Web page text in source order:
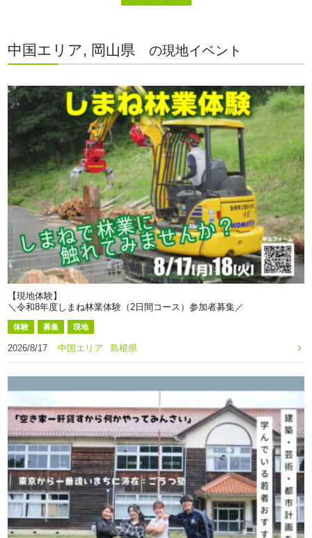
中国エリア, 岡山県 の現地イベント
【現地体験】
＼令和8年度しまね林業体験（2日間コース）参加者募集／
体験 募集 現地
2026/8/17 中国エリア 島根県